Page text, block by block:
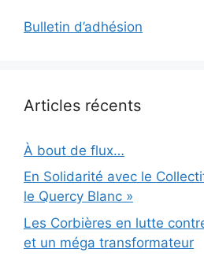
Bulletin d’adhésion
Articles récents
À bout de flux…
En Solidarité avec le
le Quercy Blanc »
Les Corbières en lutte
et un méga transformateur